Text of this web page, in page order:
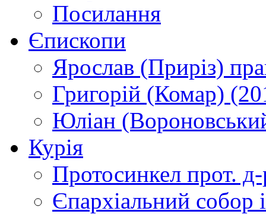
Посилання
Єпископи
Ярослав (Приріз)
Григорій (Комар)
Юліан
Курія
Протосинкел прот.
Єпархіальний собор